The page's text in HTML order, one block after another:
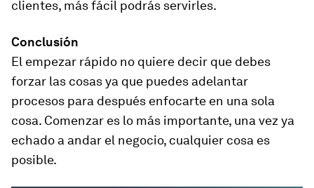
clientes, más fácil podrás servirles.
Conclusión
El empezar rápido no quiere decir que debes
forzar las cosas ya que puedes adelantar
procesos para después enfocarte en una sola
cosa. Comenzar es lo más importante, una vez ya
echado a andar el negocio, cualquier cosa es
posible.